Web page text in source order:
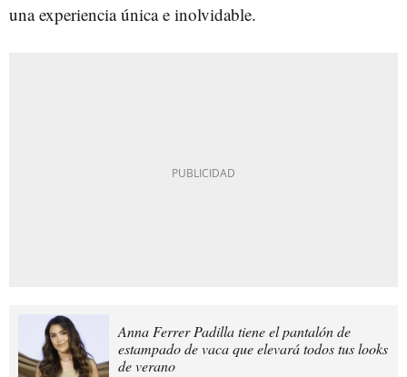
una experiencia única e inolvidable.
Anna Ferrer Padilla tiene el pantalón de
estampado de vaca que elevará todos tus looks
de verano